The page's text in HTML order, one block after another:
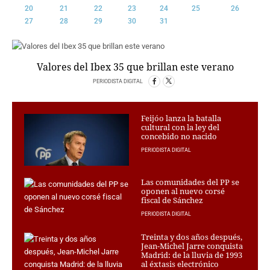
CRIMEN Y CASTIGO
RELIGION
TRAVELLERS
24X7
LA RETAGUARDIA
LA BURBUJA
DIRECTORIOS
LO ÚLTIMO
VÍDEOS
TEMAS
20
21 22 23 24 25
26
27
28 29 30 31
Valores del Ibex 35 que brillan este verano
PERIODISTA DIGITAL
Feijóo lanza la batalla
cultural con la ley del
concebido no nacido
PERIODISTA DIGITAL
Las comunidades del PP se
oponen al nuevo corsé
fiscal de Sánchez
PERIODISTA DIGITAL
Treinta y dos años después,
Jean-Michel Jarre conquista
Madrid: de la lluvia de 1993
al éxtasis electrónico